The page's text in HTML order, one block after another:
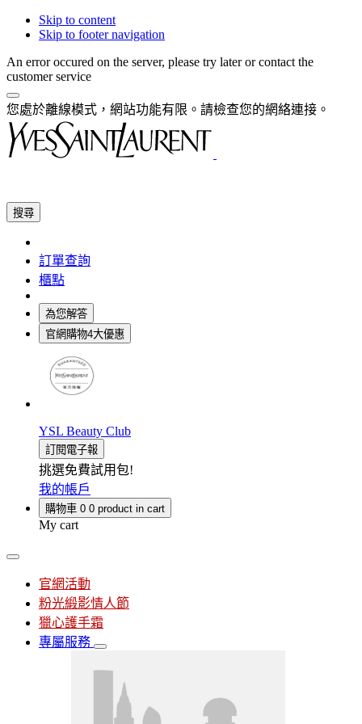
Skip to content
Skip to footer navigation
An error occured on the server, please try later or contact the
customer service
您處於離線模式，網站功能有限。請檢查您的網絡連接。
搜尋
訂單查詢
櫃點
為您解答
官網購物4大優惠
YSL Beauty Club
訂閱電子報
挑選免費試用包!
我的帳戶
購物車 0 0 product in cart
My cart
官網活動
粉光緞影情人節
獵心護手霜
專屬服務